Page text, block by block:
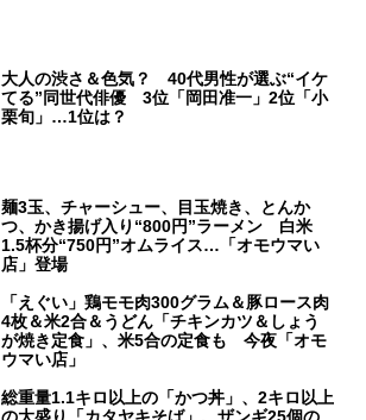
大人の渋さ＆色気？ 40代男性が選ぶ“イケ
てる”同世代俳優 3位「岡田准一」2位「小
栗旬」…1位は？
麺3玉、チャーシュー、目玉焼き、とんか
つ、かき揚げ入り“800円”ラーメン 白米
1.5杯分“750円”オムライス…「オモウマい
店」登場
「えぐい」鶏モモ肉300グラム＆豚ロース肉
4枚＆米2合＆うどん「チキンカツ＆しょう
が焼き定食」、米5合の定食も 今夜「オモ
ウマい店」
総重量1.1キロ以上の「かつ丼」、2キロ以上